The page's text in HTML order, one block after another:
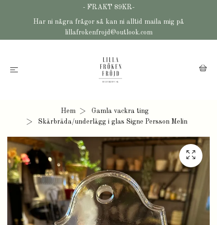
- FRAKT 89KR-
Har ni några frågor så kan ni alltid maila mig på
lillafrokenfrojd@outlook.com
Hem
Gamla vackra ting
Skärbräda/underlägg i glas Signe Persson Melin